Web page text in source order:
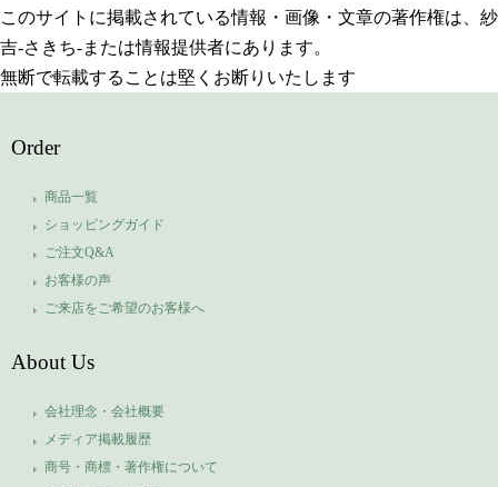
このサイトに掲載されている情報・画像・文章の著作権は、紗
吉-さきち-または情報提供者にあります。
無断で転載することは堅くお断りいたします
Order
商品一覧
ショッピングガイド
ご注文Q&A
お客様の声
ご来店をご希望のお客様へ
About Us
会社理念・会社概要
メディア掲載履歴
商号・商標・著作権について